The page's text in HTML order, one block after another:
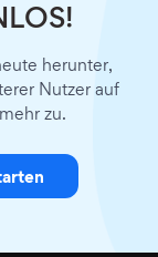
herunter,
Nutzer auf
zu.